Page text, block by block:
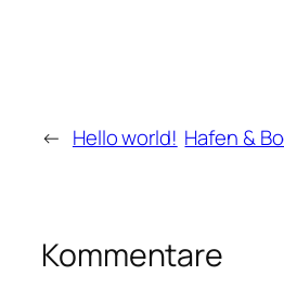
← Hello world! Hafen &
Kommentare